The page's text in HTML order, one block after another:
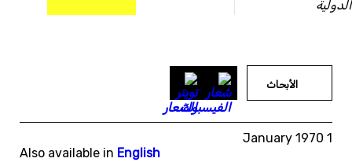
الأبحاث
1 January 1970
Also available in English